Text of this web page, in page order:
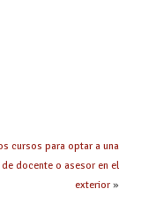
cursos para optar a una
docente o asesor en el
exterior»